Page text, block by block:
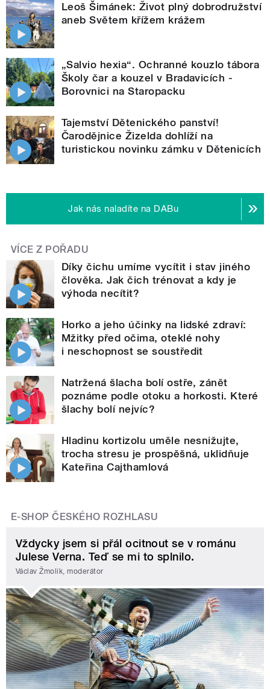
Leoš Šimánek: Život plný dobrodružství
aneb Světem křížem krážem
„Salvio hexia“. Ochranné kouzlo tábora
Školy čar a kouzel v Bradavicích -
Borovnici na Staropacku
Tajemství Dětenického panství!
Čarodějnice Žizelda dohlíží na
turistickou novinku zámku v Dětenicích
Jak nás naladíte na DABu
VÍCE Z POŘADU
Díky čichu umíme vycítit i stav jiného
člověka. Jak čich trénovat a kdy je
výhoda necítit?
Horko a jeho účinky na lidské zdraví:
Mžitky před očima, oteklé nohy
i neschopnost se soustředit
Natržená šlacha bolí ostře, zánět
poznáme podle otoku a horkosti. Které
šlachy bolí nejvíc?
Hladinu kortizolu uměle nesnižujte,
trocha stresu je prospěšná, uklidňuje
Kateřina Cajthamlová
E-SHOP ČESKÉHO ROZHLASU
Vždycky jsem si přál ocitnout se v románu
Julese Verna. Teď se mi to splnilo.
Václav Žmolík, moderátor